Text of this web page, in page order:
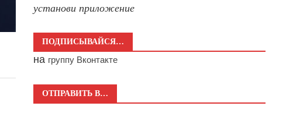
установи приложение
ПОДПИСЫВАЙСЯ…
на группу Вконтакте
ОТПРАВИТЬ В…